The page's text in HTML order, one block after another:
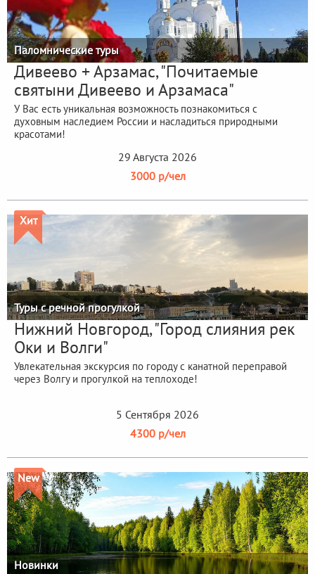
Паломнические туры
Дивеево + Арзамас, "Почитаемые
святыни Дивеево и Арзамаса"
У Вас есть уникальная возможность познакомиться с
духовным наследием России и насладиться природными
красотами!
29 Августа 2026
3000 р/чел
Хит
Туры с речной прогулкой
Нижний Новгород, "Город слияния рек
Оки и Волги"
Увлекательная экскурсия по городу с канатной переправой
через Волгу и прогулкой на теплоходе!
5 Сентября 2026
4300 р/чел
New
Новинки